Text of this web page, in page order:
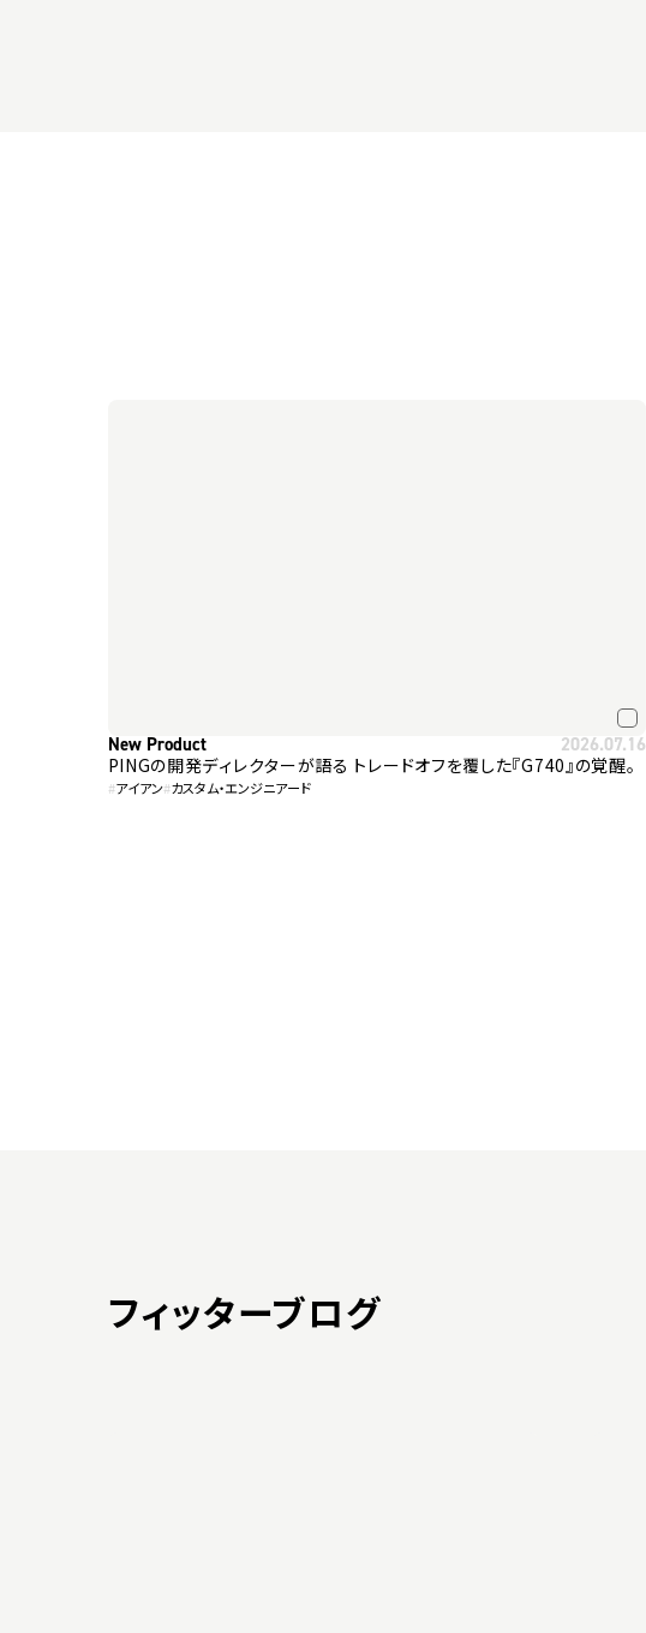
New Product 2026.07.16
PINGの開発ディレクターが語る トレードオフを覆した『G740』の覚醒。
#アイアン#カスタム・エンジニアード
フィッターブログ